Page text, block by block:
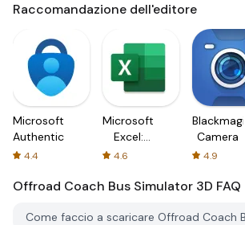
Raccomandazione dell'editore
Microsoft
Authenticator
4.4
Microsoft
Excel:
Spreadsheets
4.6
Blackmagic
Camera
4.9
Offroad Coach Bus Simulator 3D FAQ